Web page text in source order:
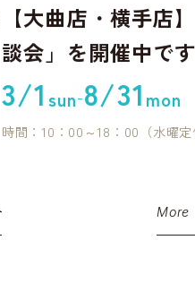
【大曲店・横手店
談会」を開催中です
3/1 sun-8/31 mon
時間：10：00～18：00（水曜定
More